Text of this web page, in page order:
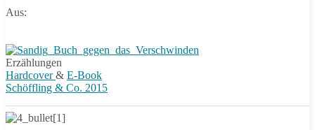
Aus:
Erzählungen
Hardcover& E-Book
Schöffling & Co. 2015